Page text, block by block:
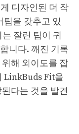
디자인된 더 작
팁을 갖추고 있
잘린 팁이 귀
니다. 깨진 기록
해 외이도를 잡
LinkBuds Fit을
다는 것을 발견